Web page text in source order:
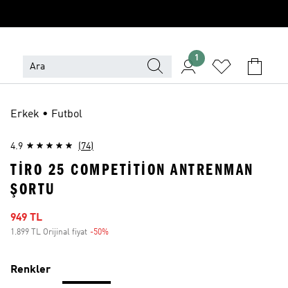
1
Erkek • Futbol
4.9 (74)
TIRO 25 COMPETITION ANTRENMAN
ŞORTU
İndirimli fiyat
949 TL
1.899 TL Orijinal fiyat -50%
Renkler